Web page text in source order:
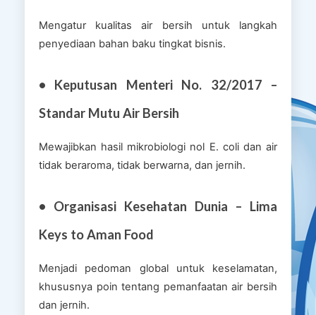
Mengatur kualitas air bersih untuk langkah
penyediaan bahan baku tingkat bisnis.
• Keputusan Menteri No. 32/2017 –
Standar Mutu Air Bersih
Mewajibkan hasil mikrobiologi nol E. coli dan air
tidak beraroma, tidak berwarna, dan jernih.
• Organisasi Kesehatan Dunia – Lima
Keys to Aman Food
Menjadi pedoman global untuk keselamatan,
khususnya poin tentang pemanfaatan air bersih
dan jernih.